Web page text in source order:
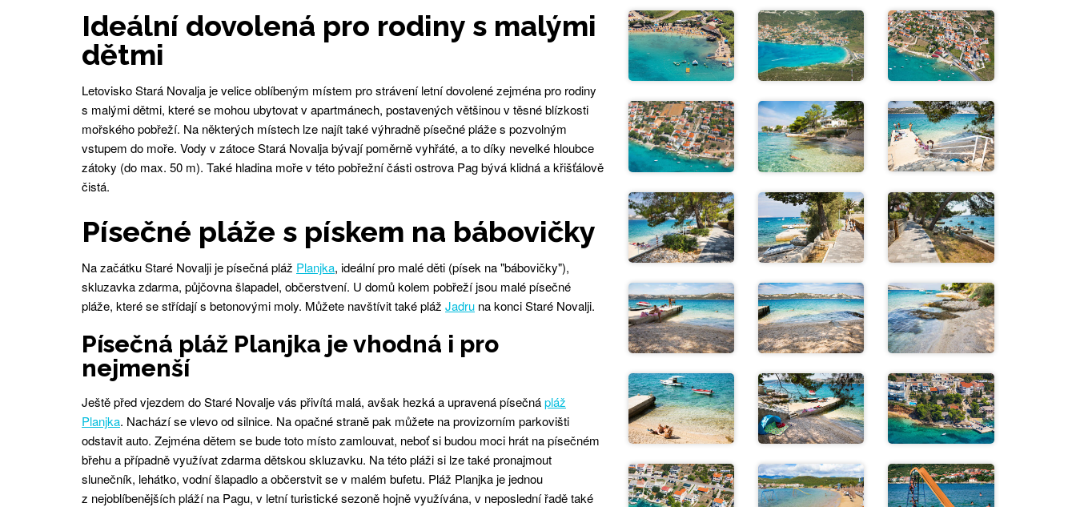
Ideální dovolená pro rodiny s malými
dětmi
Letovisko Stará Novalja je velice oblíbeným místem pro strávení letní dovolené zejména pro rodiny
s malými dětmi, které se mohou ubytovat v apartmánech, postavených většinou v těsné blízkosti
mořského pobřeží. Na některých místech lze najít také výhradně písečné pláže s pozvolným
vstupem do moře. Vody v zátoce Stará Novalja bývají poměrně vyhřáté, a to díky nevelké hloubce
zátoky (do max. 50 m). Také hladina moře v této pobřežní části ostrova Pag bývá klidná a křišťálově
čistá.
Písečné pláže s pískem na bábovičky
Na začátku Staré Novalji je písečná pláž Planjka, ideální pro malé děti (písek na "bábovičky"),
skluzavka zdarma, půjčovna šlapadel, občerstvení. U domů kolem pobřeží jsou malé písečné
pláže, které se střídají s betonovými moly. Můžete navštívit také pláž Jadru na konci Staré Novalji.
Písečná pláž Planjka je vhodná i pro
nejmenší
Ještě před vjezdem do Staré Novalje vás přivítá malá, avšak hezká a upravená písečnápláž
Planjka. Nachází se vlevo od silnice. Na opačné straně pak můžete na provizorním parkovišti
odstavit auto. Zejména dětem se bude toto místo zamlouvat, neboť si budou moci hrát na písečném
břehu a případně využívat zdarma dětskou skluzavku. Na této pláži si lze také pronajmout
slunečník, lehátko, vodní šlapadlo a občerstvit se v malém bufetu. Pláž Planjka je jednou
z nejoblíbenějších pláží na Pagu, v letní turistické sezoně hojně využívána, v neposlední řadě také